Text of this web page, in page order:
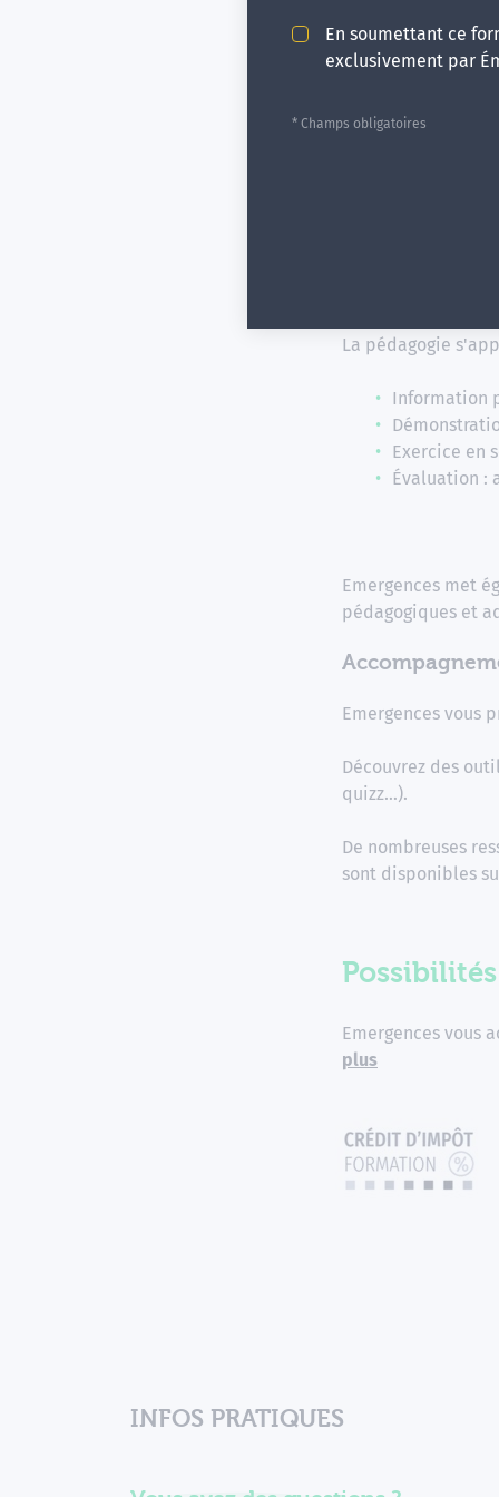
En soumettant ce
exclusivement par
* Champs obligatoires
Information
Évaluation
La pédagogie
Information
Exercice en
Évaluation :
Emergences met
pédagogiques et
Emergences vous
Découvrez des
quizz…).
De nombreuses
sont disponibles
Emergences vous
plus
INFOS PRATIQUES